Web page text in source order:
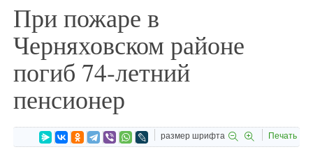
При пожаре в
Черняховском районе
погиб 74-летний
пенсионер
размер шрифта Печать